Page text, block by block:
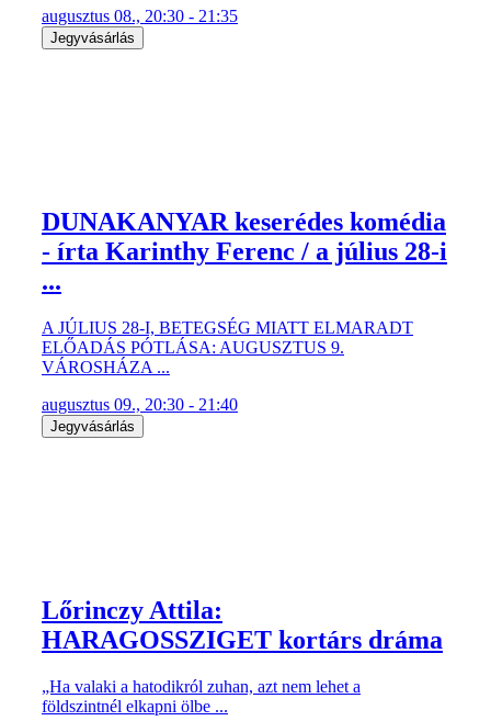
augusztus 08., 20:30 - 21:35
Jegyvásárlás
DUNAKANYAR keserédes komédia
- írta Karinthy Ferenc / a július 28-i
...
A JÚLIUS 28-I, BETEGSÉG MIATT ELMARADT
ELŐADÁS PÓTLÁSA: AUGUSZTUS 9.
VÁROSHÁZA ...
augusztus 09., 20:30 - 21:40
Jegyvásárlás
Lőrinczy Attila:
HARAGOSSZIGET kortárs dráma
„Ha valaki a hatodikról zuhan, azt nem lehet a
földszintnél elkapni ölbe ...